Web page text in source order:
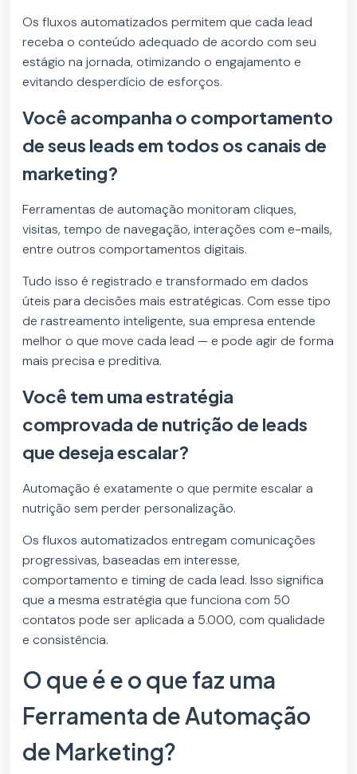
Os fluxos automatizados permitem que cada lead
receba o conteúdo adequado de acordo com seu
estágio na jornada, otimizando o engajamento e
evitando desperdício de esforços.
Você acompanha o comportamento
de seus leads em todos os canais de
marketing?
Ferramentas de automação monitoram cliques,
visitas, tempo de navegação, interações com e-mails,
entre outros comportamentos digitais.
Tudo isso é registrado e transformado em dados
úteis para decisões mais estratégicas. Com esse tipo
de rastreamento inteligente, sua empresa entende
melhor o que move cada lead — e pode agir de forma
mais precisa e preditiva.
Você tem uma estratégia
comprovada de nutrição de leads
que deseja escalar?
Automação é exatamente o que permite escalar a
nutrição sem perder personalização.
Os fluxos automatizados entregam comunicações
progressivas, baseadas em interesse,
comportamento e timing de cada lead. Isso significa
que a mesma estratégia que funciona com 50
contatos pode ser aplicada a 5.000, com qualidade
e consistência.
O que é e o que faz uma
Ferramenta de Automação
de Marketing?